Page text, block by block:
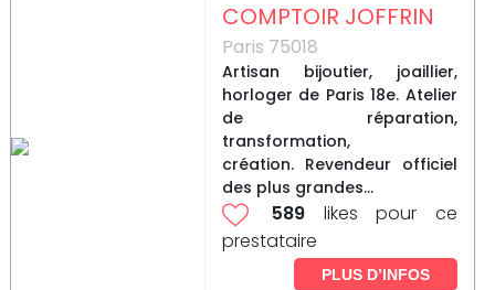
COMPTOIR JOFFRIN
Paris 75018
Artisan bijoutier, joaillier,
horloger de Paris 18e. Atelier
de réparation,
transformation,
création. Revendeur officiel
des plus grandes...
589 likes pour ce
prestataire
PLUS D’INFOS